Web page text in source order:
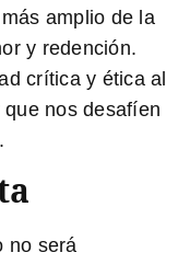
amplio de la
y redención.
crítica y ética al
nos desafíen
no será